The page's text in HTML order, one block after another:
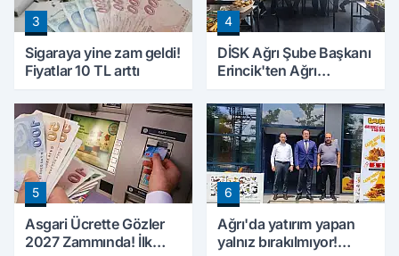
3
Sigaraya yine zam geldi!
Fiyatlar 10 TL arttı
4
DİSK Ağrı Şube Başkanı
Erincik'ten Ağrı
5
Asgari Ücrette Gözler
2027 Zammında! İlk
6
Ağrı'da yatırım yapan
yalnız bırakılmıyor!